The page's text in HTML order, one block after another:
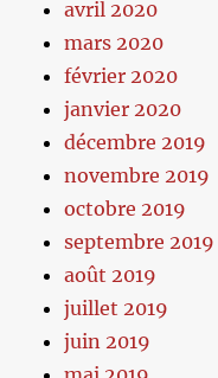
avril 2020
mars 2020
février 2020
janvier 2020
décembre 2019
novembre 2019
octobre 2019
septembre 2019
août 2019
juillet 2019
juin 2019